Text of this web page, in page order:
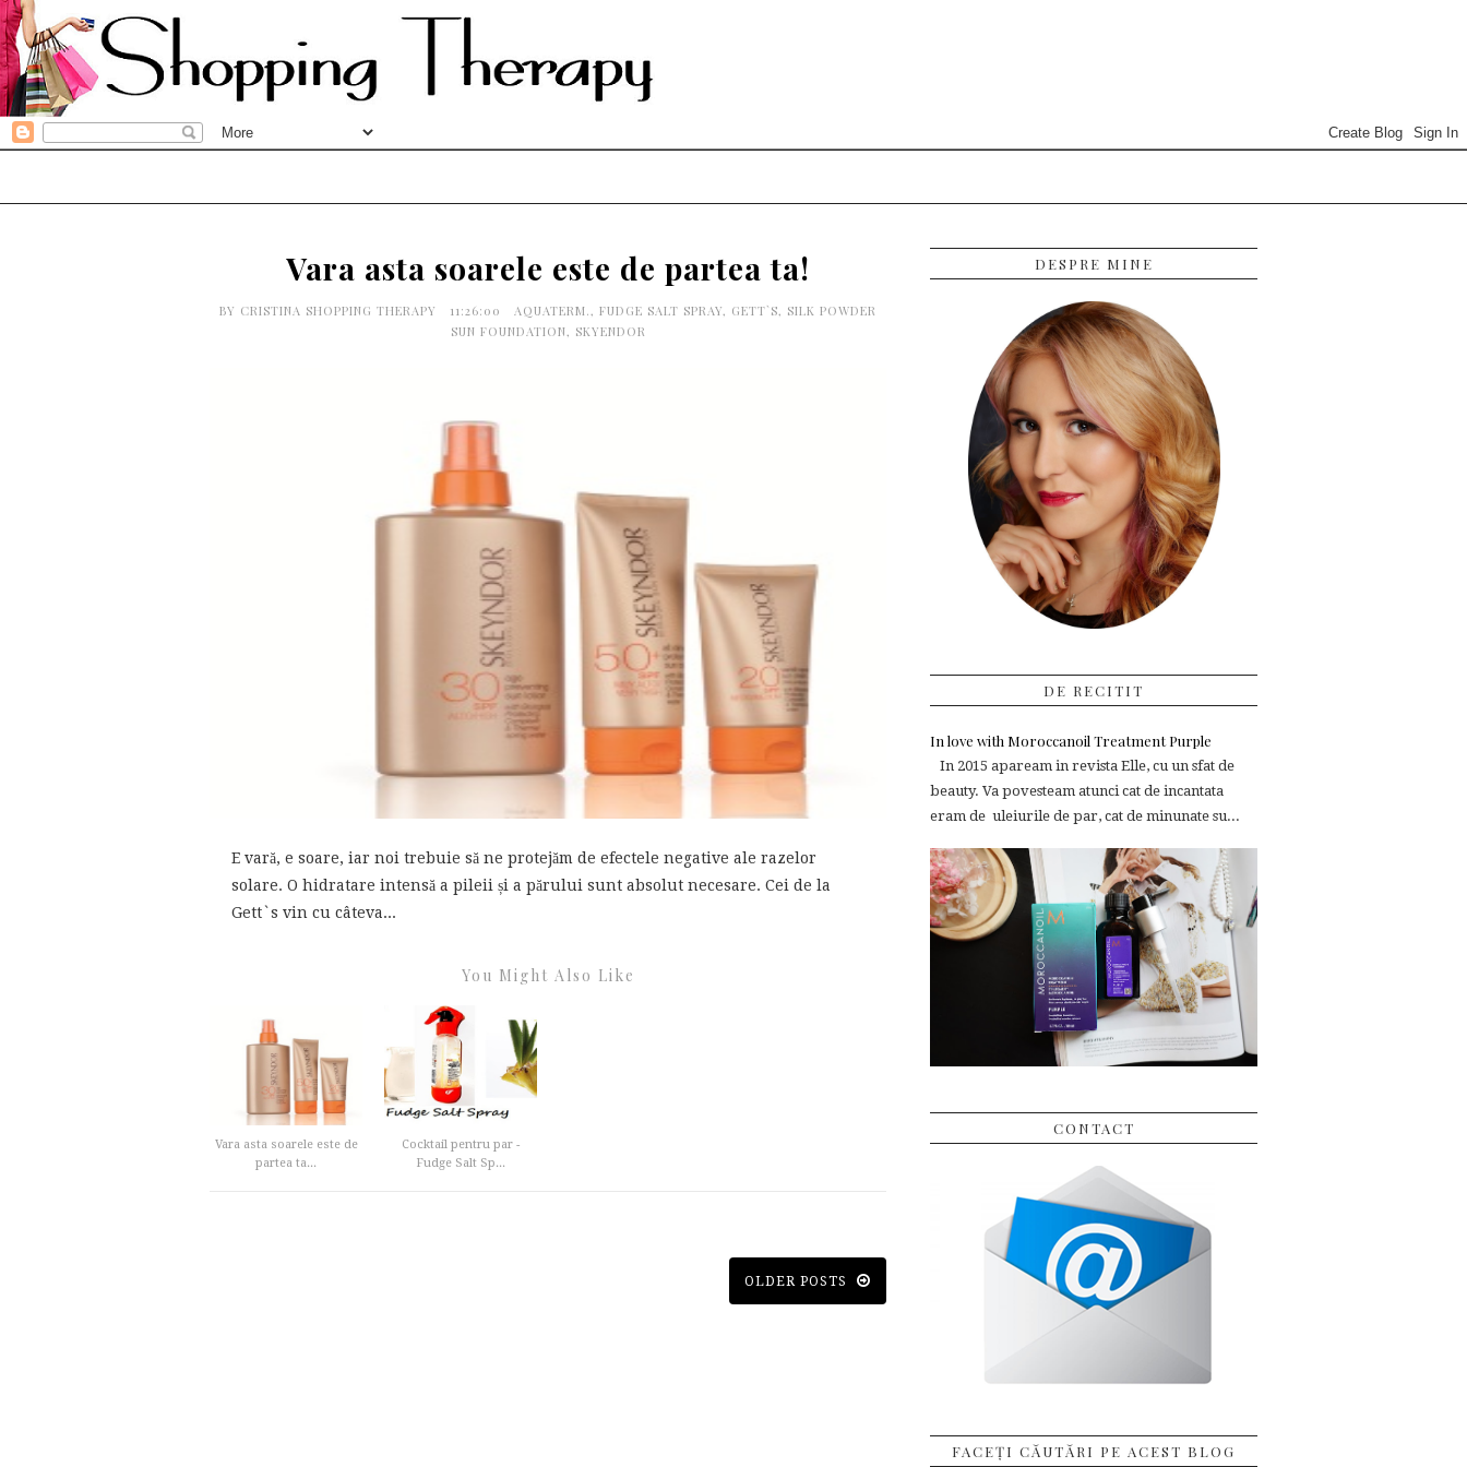
Vara asta soarele este de partea ta!
BY CRISTINA SHOPPING THERAPY 11:26:00 AQUATERM., FUDGE SALT SPRAY, GETT`S, SILK POWDER
SUN FOUNDATION, SKYENDOR
E vară, e soare, iar noi trebuie să ne protejăm de efectele negative ale razelor
solare. O hidratare intensă a pileii și a părului sunt absolut necesare. Cei de la
Gett`s vin cu câteva...
You Might Also Like
Vara asta soarele este de
partea ta...
Cocktail pentru par -
Fudge Salt Sp...
OLDER POSTS
DESPRE MINE
DE RECITIT
In love with Moroccanoil Treatment Purple
In 2015 apaream in revista Elle, cu un sfat de
beauty. Va povesteam atunci cat de incantata
eram de uleiurile de par, cat de minunate su...
CONTACT
FACEȚI CĂUTĂRI PE ACEST BLOG